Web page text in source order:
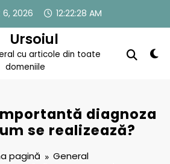
2026 12:22:29 AM
Ursoiul
cu articole din toate
domeniile
diagnoza
se realizează?
pagină
General